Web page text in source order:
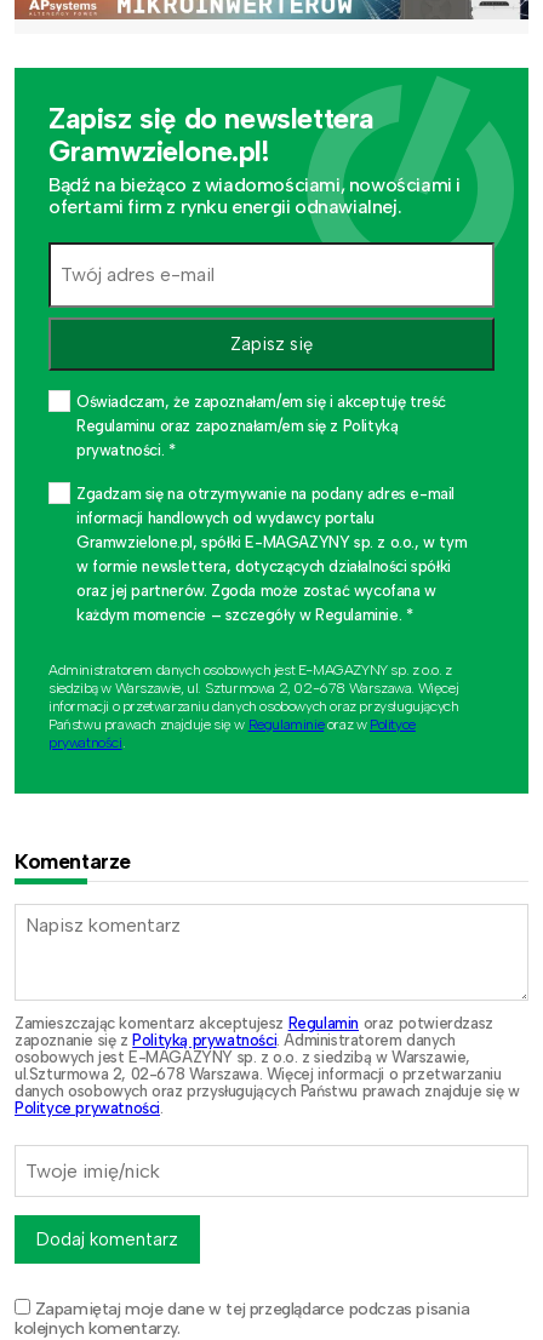
Zapisz się do newslettera
Gramwzielone.pl!
Bądź na bieżąco z wiadomościami, nowościami i
ofertami firm z rynku energii odnawialnej.
Zapisz się
Oświadczam, że zapoznałam/em się i akceptuję treść
Regulaminu oraz zapoznałam/em się z Polityką
prywatności. *
Zgadzam się na otrzymywanie na podany adres e-mail
informacji handlowych od wydawcy portalu
Gramwzielone.pl, spółki E-MAGAZYNY sp. z o.o., w tym
w formie newslettera, dotyczących działalności spółki
oraz jej partnerów. Zgoda może zostać wycofana w
każdym momencie – szczegóły w Regulaminie. *
Administratorem danych osobowych jest E-MAGAZYNY sp. z o.o. z
siedzibą w Warszawie, ul. Szturmowa 2, 02-678 Warszawa. Więcej
informacji o przetwarzaniu danych osobowych oraz przysługujących
Państwu prawach znajduje się w Regulaminieoraz w Polityce
prywatności
Komentarze
Zamieszczając komentarz akceptujesz Regulamin oraz potwierdzasz
zapoznanie się z Polityką prywatności. Administratorem danych
osobowych jest E-MAGAZYNY sp. z o.o. z siedzibą w Warszawie,
ul.Szturmowa 2, 02-678 Warszawa. Więcej informacji o przetwarzaniu
danych osobowych oraz przysługujących Państwu prawach znajduje się w
Polityce prywatności.
Zapamiętaj moje dane w tej przeglądarce podczas pisania
kolejnych komentarzy.
Dodaj komentarz